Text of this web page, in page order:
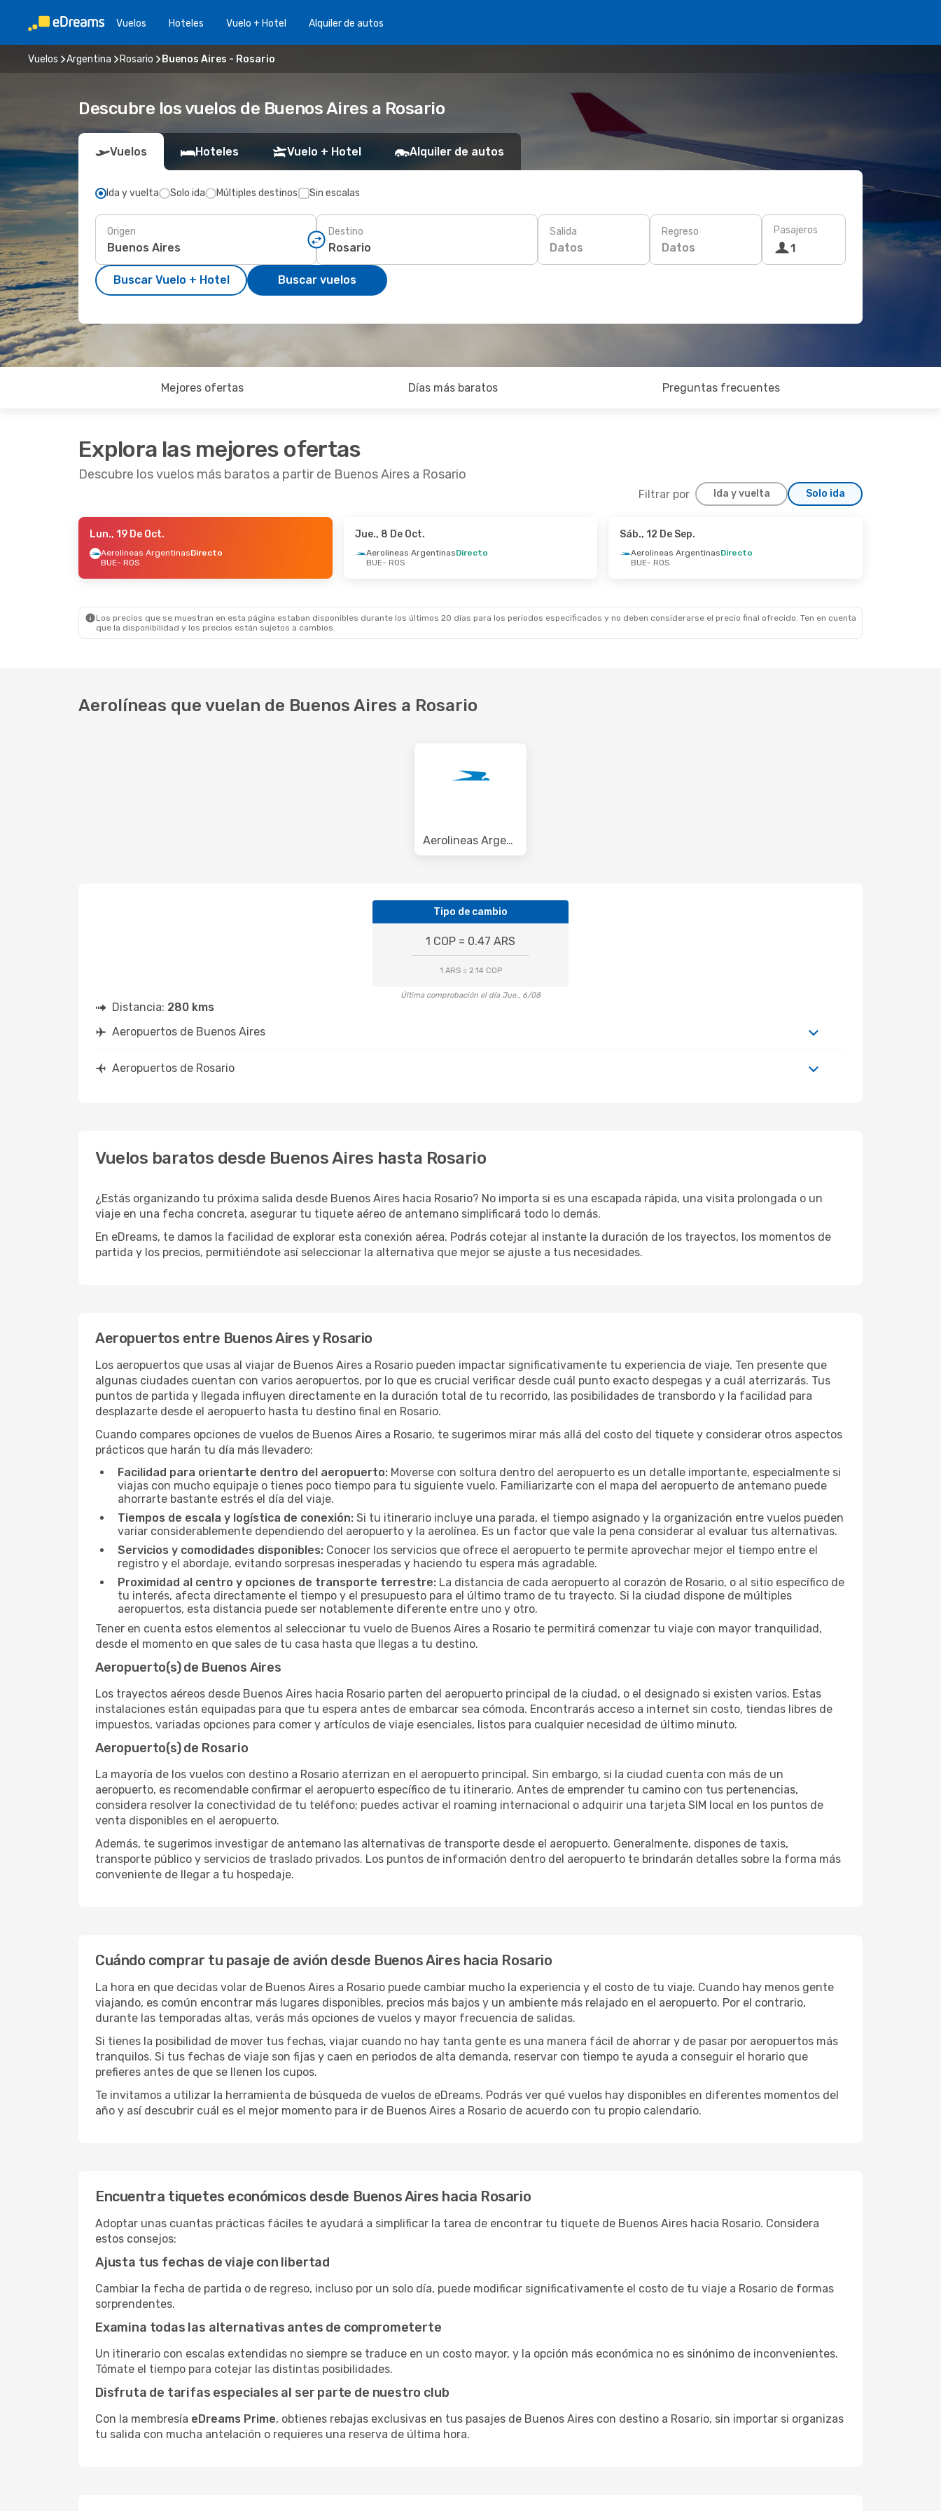
Vuelos Hoteles Vuelo + Hotel Alquiler de autos
Vuelos Argentina Rosario Buenos Aires - Rosario
Descubre los vuelos de Buenos Aires a Rosario
Vuelos Hoteles Vuelo + Hotel Alquiler de autos
Ida y vuelta Solo ida Múltiples destinos Sin escalas
Origen Destino Salida
Datos
Regreso
Datos
Pasajeros
1
Buscar Vuelo + Hotel Buscar vuelos
Mejores ofertas Días más baratos Preguntas frecuentes
Explora las mejores ofertas
Descubre los vuelos más baratos a partir de Buenos Aires a Rosario
Filtrar por Ida y vuelta Solo ida
- Lun., 24 De Ago.
Aerolineas ArgentinasDirecto
Aerolineas ArgentinasDirecto
Aerolineas ArgentinasDirecto
Vie., 18 De Sep.- Vie., 18 De Sep.
Lun., 19 De Oct.
Aerolineas ArgentinasDirecto
BUE- ROS
Jue., 8 De Oct.
Aerolineas ArgentinasDirecto
BUE- ROS
Sáb., 12 De Sep.
Aerolineas ArgentinasDirecto
BUE- ROS
Los precios que se muestran en esta página estaban disponibles durante los últimos 20 días para los periodos especificados y no deben considerarse el precio final ofrecido. Ten en cuenta
que la disponibilidad y los precios están sujetos a cambios.
Aerolíneas que vuelan de Buenos Aires a Rosario
Aerolineas Argentinas
Tipo de cambio
1 COP = 0.47 ARS
1 ARS = 2.14 COP
Última comprobación el día Jue., 6/08
Distancia: 280 kms
Aeropuertos de Buenos Aires
Aeropuertos de Rosario
Vuelos baratos desde Buenos Aires hasta Rosario
¿Estás organizando tu próxima salida desde Buenos Aires hacia Rosario? No importa si es una escapada rápida, una visita prolongada o un
viaje en una fecha concreta, asegurar tu tiquete aéreo de antemano simplificará todo lo demás.
En eDreams, te damos la facilidad de explorar esta conexión aérea. Podrás cotejar al instante la duración de los trayectos, los momentos de
partida y los precios, permitiéndote así seleccionar la alternativa que mejor se ajuste a tus necesidades.
Aeropuertos entre Buenos Aires y Rosario
Los aeropuertos que usas al viajar de Buenos Aires a Rosario pueden impactar significativamente tu experiencia de viaje. Ten presente que
algunas ciudades cuentan con varios aeropuertos, por lo que es crucial verificar desde cuál punto exacto despegas y a cuál aterrizarás. Tus
puntos de partida y llegada influyen directamente en la duración total de tu recorrido, las posibilidades de transbordo y la facilidad para
desplazarte desde el aeropuerto hasta tu destino final en Rosario.
Cuando compares opciones de vuelos de Buenos Aires a Rosario, te sugerimos mirar más allá del costo del tiquete y considerar otros aspectos
prácticos que harán tu día más llevadero:
Facilidad para orientarte dentro del aeropuerto: Moverse con soltura dentro del aeropuerto es un detalle importante, especialmente si
viajas con mucho equipaje o tienes poco tiempo para tu siguiente vuelo. Familiarizarte con el mapa del aeropuerto de antemano puede
ahorrarte bastante estrés el día del viaje.
Tiempos de escala y logística de conexión: Si tu itinerario incluye una parada, el tiempo asignado y la organización entre vuelos pueden
variar considerablemente dependiendo del aeropuerto y la aerolínea. Es un factor que vale la pena considerar al evaluar tus alternativas.
Servicios y comodidades disponibles: Conocer los servicios que ofrece el aeropuerto te permite aprovechar mejor el tiempo entre el
registro y el abordaje, evitando sorpresas inesperadas y haciendo tu espera más agradable.
Proximidad al centro y opciones de transporte terrestre: La distancia de cada aeropuerto al corazón de Rosario, o al sitio específico de
tu interés, afecta directamente el tiempo y el presupuesto para el último tramo de tu trayecto. Si la ciudad dispone de múltiples
aeropuertos, esta distancia puede ser notablemente diferente entre uno y otro.
Tener en cuenta estos elementos al seleccionar tu vuelo de Buenos Aires a Rosario te permitirá comenzar tu viaje con mayor tranquilidad,
desde el momento en que sales de tu casa hasta que llegas a tu destino.
Aeropuerto(s) de Buenos Aires
Los trayectos aéreos desde Buenos Aires hacia Rosario parten del aeropuerto principal de la ciudad, o el designado si existen varios. Estas
instalaciones están equipadas para que tu espera antes de embarcar sea cómoda. Encontrarás acceso a internet sin costo, tiendas libres de
impuestos, variadas opciones para comer y artículos de viaje esenciales, listos para cualquier necesidad de último minuto.
Aeropuerto(s) de Rosario
La mayoría de los vuelos con destino a Rosario aterrizan en el aeropuerto principal. Sin embargo, si la ciudad cuenta con más de un
aeropuerto, es recomendable confirmar el aeropuerto específico de tu itinerario. Antes de emprender tu camino con tus pertenencias,
considera resolver la conectividad de tu teléfono; puedes activar el roaming internacional o adquirir una tarjeta SIM local en los puntos de
venta disponibles en el aeropuerto.
Además, te sugerimos investigar de antemano las alternativas de transporte desde el aeropuerto. Generalmente, dispones de taxis,
transporte público y servicios de traslado privados. Los puntos de información dentro del aeropuerto te brindarán detalles sobre la forma más
conveniente de llegar a tu hospedaje.
Cuándo comprar tu pasaje de avión desde Buenos Aires hacia Rosario
La hora en que decidas volar de Buenos Aires a Rosario puede cambiar mucho la experiencia y el costo de tu viaje. Cuando hay menos gente
viajando, es común encontrar más lugares disponibles, precios más bajos y un ambiente más relajado en el aeropuerto. Por el contrario,
durante las temporadas altas, verás más opciones de vuelos y mayor frecuencia de salidas.
Si tienes la posibilidad de mover tus fechas, viajar cuando no hay tanta gente es una manera fácil de ahorrar y de pasar por aeropuertos más
tranquilos. Si tus fechas de viaje son fijas y caen en periodos de alta demanda, reservar con tiempo te ayuda a conseguir el horario que
prefieres antes de que se llenen los cupos.
Te invitamos a utilizar la herramienta de búsqueda de vuelos de eDreams. Podrás ver qué vuelos hay disponibles en diferentes momentos del
año y así descubrir cuál es el mejor momento para ir de Buenos Aires a Rosario de acuerdo con tu propio calendario.
Encuentra tiquetes económicos desde Buenos Aires hacia Rosario
Adoptar unas cuantas prácticas fáciles te ayudará a simplificar la tarea de encontrar tu tiquete de Buenos Aires hacia Rosario. Considera
estos consejos:
Ajusta tus fechas de viaje con libertad
Cambiar la fecha de partida o de regreso, incluso por un solo día, puede modificar significativamente el costo de tu viaje a Rosario de formas
sorprendentes.
Examina todas las alternativas antes de comprometerte
Un itinerario con escalas extendidas no siempre se traduce en un costo mayor, y la opción más económica no es sinónimo de inconvenientes.
Tómate el tiempo para cotejar las distintas posibilidades.
Disfruta de tarifas especiales al ser parte de nuestro club
Con la membresía eDreams Prime, obtienes rebajas exclusivas en tus pasajes de Buenos Aires con destino a Rosario, sin importar si organizas
tu salida con mucha antelación o requieres una reserva de última hora.